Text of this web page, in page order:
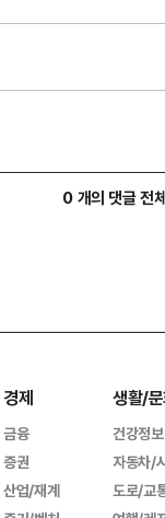
0 개의 댓글 전
경제
금융
증권
산업/재계
생활/
건강정보
자동차/
도로/교